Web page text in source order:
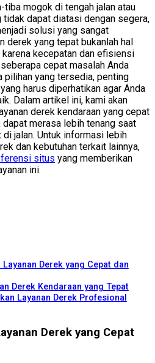
tiba mogok di tengah jalan atau
tidak dapat diatasi dengan segera,
solusi yang sangat
derek yang tepat bukanlah hal
kecepatan dan efisiensi
cepat masalah Anda
pilihan yang tersedia, penting
harus diperhatikan agar Anda
Dalam artikel ini, kami akan
derek kendaraan yang cepat
merasa lebih tenang saat
jalan. Untuk informasi lebih
dan kebutuhan terkait lainnya,
situs yang memberikan
ini.
Derek yang Cepat dan
Derek Kendaraan yang Tepat
Layanan Derek Profesional
Derek yang Cepat